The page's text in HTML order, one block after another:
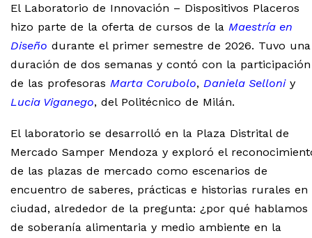
El Laboratorio de Innovación – Dispositivos Placeros
hizo parte de la oferta de cursos de la Maestría en
Diseño durante el primer semestre de 2026. Tuvo una
duración de dos semanas y contó con la participación
de las profesoras Marta Corubolo, Daniela Selloniy
Lucia Viganego, del Politécnico de Milán.
El laboratorio se desarrolló en la Plaza Distrital de
Mercado Samper Mendoza y exploró el
de las plazas de mercado como escenarios de
encuentro de saberes, prácticas e historias rurales en
ciudad, alrededor de la pregunta: ¿por qué hablamos
de soberanía alimentaria y medio ambiente en la